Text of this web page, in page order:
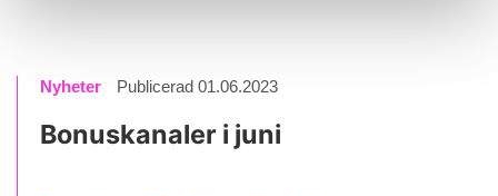
Nyheter Publicerad 01.06.2023
Bonuskanaler i juni